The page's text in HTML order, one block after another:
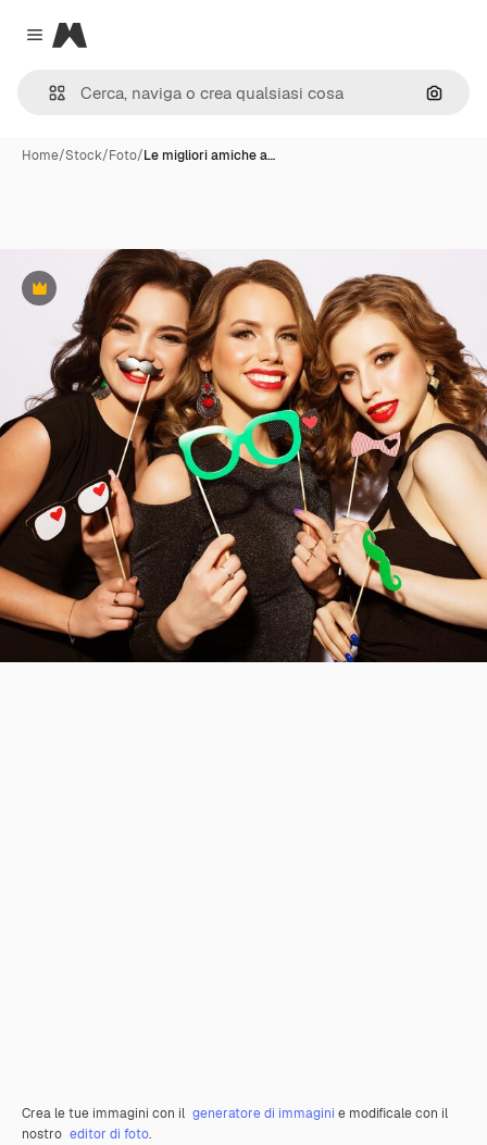
Close menu
Magnific
Cerca
Home/Stock/Foto/Le migliori amiche a…
Premium
Crea le tue immagini con il generatore di immagini e modificale con il
nostro editor di foto.